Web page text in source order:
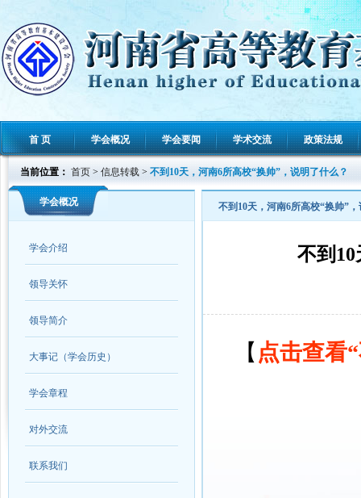
首 页 学会概况 学会要闻 学术交流 政策法规
当前位置： 首页 > 信息转载 > 不到10天，河南6所高校“换帅”，说明了什么？
学会概况
学会介绍
领导关怀
领导简介
大事记（学会历史）
学会章程
对外交流
联系我们
不到10天，河南6所高校“换帅”
不到
【 点击查看